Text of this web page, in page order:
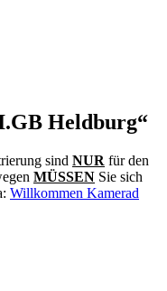
Heldburg“
sind NUR für den
MÜSSEN Sie sich
Willkommen Kamerad